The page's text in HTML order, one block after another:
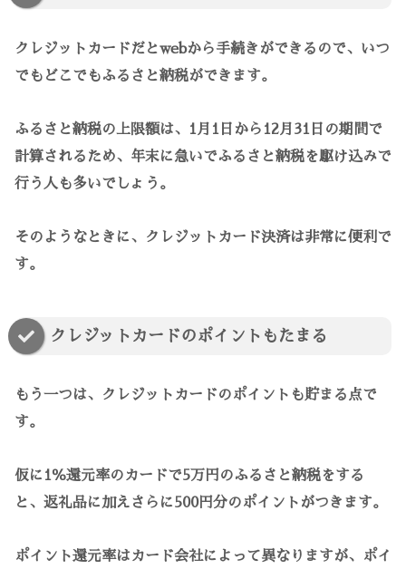
クレジットカードだとwebから手続きができるので、いつ
でもどこでもふるさと納税ができます。
ふるさと納税の上限額は、1月1日から12月31日の期間で
計算されるため、年末に急いでふるさと納税を駆け込みで
行う人も多いでしょう。
そのようなときに、クレジットカード決済は非常に便利で
す。
クレジットカードのポイントもたまる
もう一つは、クレジットカードのポイントも貯まる点で
す。
仮に1％還元率のカードで5万円のふるさと納税をする
と、返礼品に加えさらに500円分のポイントがつきます。
ポイント還元率はカード会社によって異なりますが、ポイ